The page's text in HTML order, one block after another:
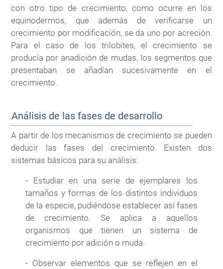
con otro tipo de crecimiento, como ocurre en los
equinodermos, que además de verificarse un
crecimiento por modificación, se da uno por acreción.
Para el caso de los trilobites, el crecimiento se
producía por anadición de mudas, los segmentos que
presentaban se añadían sucesivamente en el
crecimiento.
Análisis de las fases de desarrollo
A partir de los mecanismos de crecimiento se pueden
deducir las fases del crecimiento. Existen dos
sistemas básicos para su análisis:
- Estudiar en una serie de ejemplares los
tamaños y formas de los distintos individuos
de la especie, pudiéndose establecer así fases
de crecimiento. Se aplica a aquellos
organismos que tienen un sistema de
crecimiento por adición o muda.
- Observar elementos que se reflejen en el